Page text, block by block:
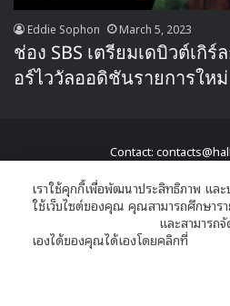
Eddie Sophon March 5, 2023
ช่อง SBS เตรียมเดบิวต์เกิ
อร์ไววัลออดิชันรายการให
Contact:
Hallyu K Star a family of New
Reserved
เราใช้คุกกี้เพื่อพัฒนาประสิทธิภาพ แล
ใช้เว็บไซต์ของคุณ คุณสามารถศึกษาร
และสามารถ
เองได้ของคุณได้เองโดยคลิกที่